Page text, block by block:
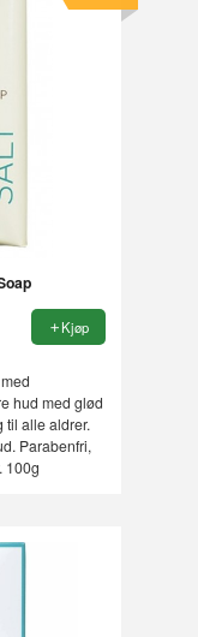
Kjøp
hud med glød
til alle aldrer.
Parabenfri,
100g